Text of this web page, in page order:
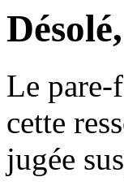
Le pare-
cette
jugée